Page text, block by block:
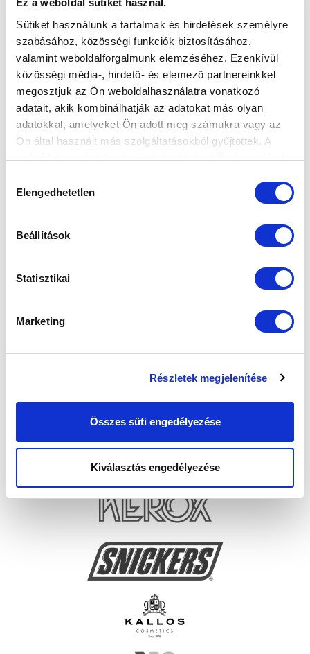
Ez a weboldal sütiket használ.
Sütiket használunk a tartalmak és hirdetések személyre
szabásához, közösségi funkciók biztosításához,
valamint weboldalforgalmunk elemzéséhez. Ezenkívül
közösségi média-, hirdető- és elemező partnereinkkel
megosztjuk az Ön weboldalhasználatra vonatkozó
adatait, akik kombinálhatják az adatokat más olyan
adatokkal, amelyeket Ön adott meg számukra vagy az
Ön által használt más szolgáltatásokból gyűjtöttek. A
weboldalon való böngészés folytatásával Ön hozzájárul a
kiválasztása
Elengedhetetlen
Beállítások
Statisztikai
Marketing
Részletek megjelenítése
Összes süti engedélyezése
Kiválasztás engedélyezése